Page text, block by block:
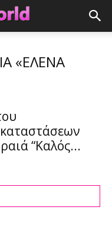
«ΈΛΕΝΑ
“Καλός...